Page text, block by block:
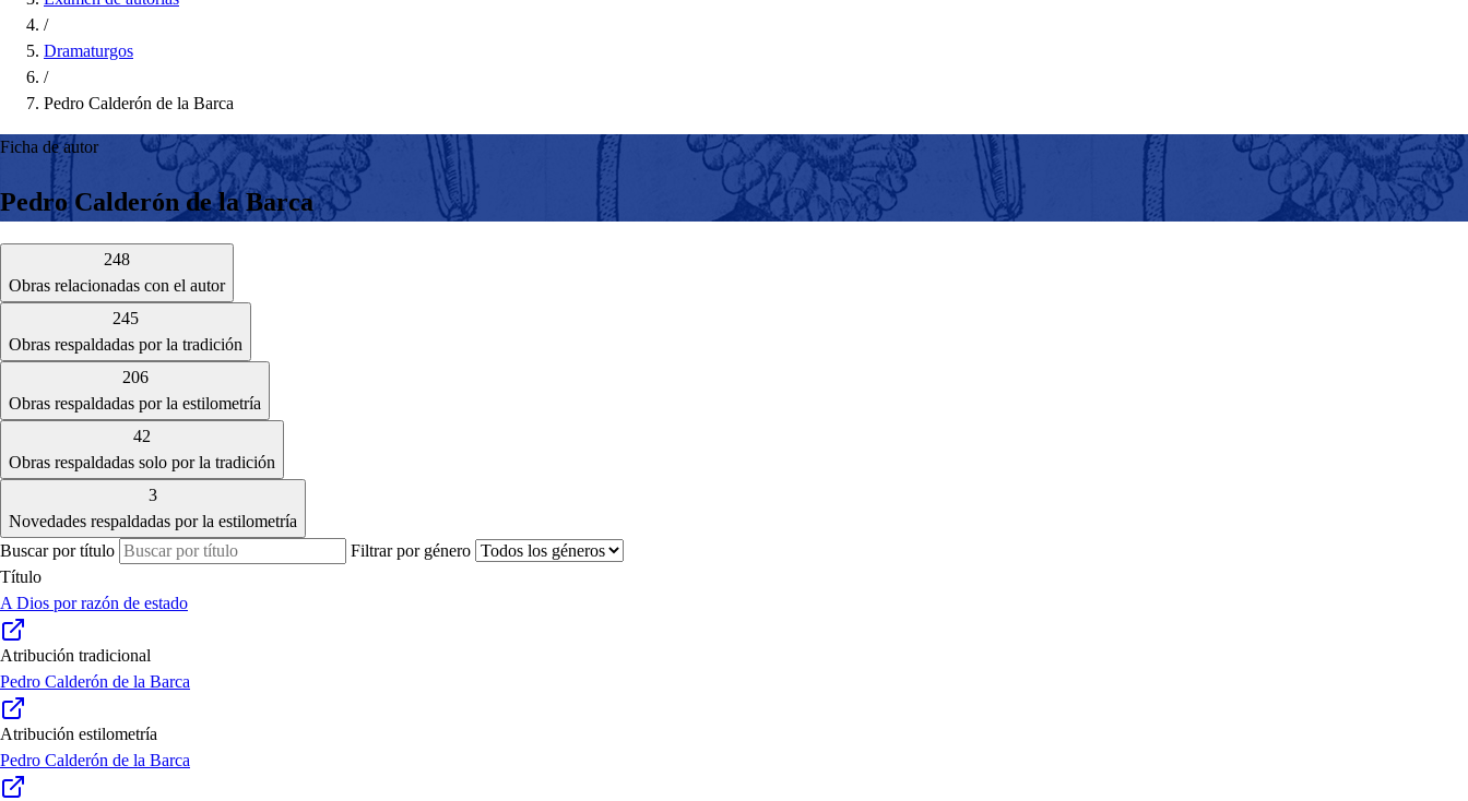
/
Dramaturgos
/
Pedro Calderón de la Barca
Ficha de autor
Pedro Calderón de la Barca
248
Obras relacionadas con el autor
245
Obras respaldadas por la tradición
206
Obras respaldadas por la estilometría
42
Obras respaldadas solo por la tradición
3
Novedades respaldadas por la estilometría
Buscar por título
Filtrar por género
Título
A Dios por razón de estado
Atribución tradicional
Pedro Calderón de la Barca
Atribución estilometría
Pedro Calderón de la Barca